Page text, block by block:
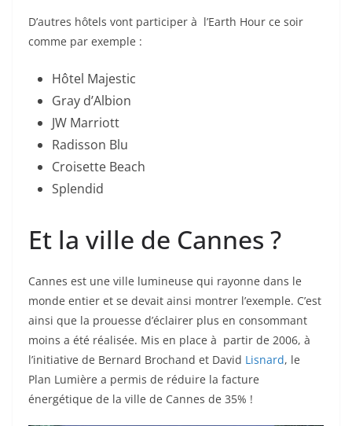
D’autres hôtels vont participer à l’Earth Hour ce soir
comme par exemple :
Hôtel Majestic
Gray d’Albion
JW Marriott
Radisson Blu
Croisette Beach
Splendid
Et la ville de Cannes ?
Cannes est une ville lumineuse qui rayonne dans le
monde entier et se devait ainsi montrer l’exemple. C’est
ainsi que la prouesse d’éclairer plus en consommant
moins a été réalisée. Mis en place à partir de 2006, à
l’initiative de Bernard Brochand et David Lisnard, le
Plan Lumière a permis de réduire la facture
énergétique de la ville de Cannes de 35% !